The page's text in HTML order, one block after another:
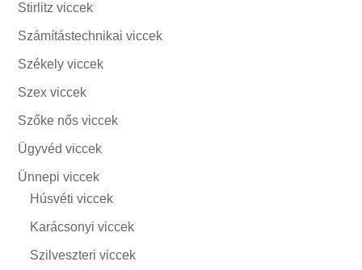
Stirlitz viccek
Számítástechnikai viccek
Székely viccek
Szex viccek
Szőke nős viccek
Ügyvéd viccek
Ünnepi viccek
Húsvéti viccek
Karácsonyi viccek
Szilveszteri viccek